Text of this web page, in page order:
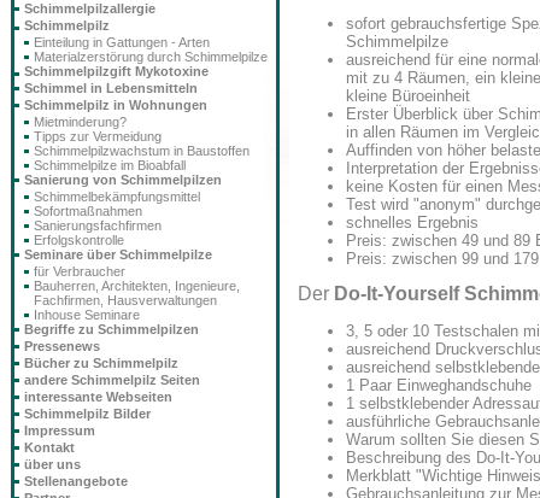
sofort gebrauchsfertige
Schimmelpilze
ausreichend für eine
mit zu 4 Räumen, ein
kleine Büroeinheit
Erster Überblick über
in allen Räumen im
Auffinden von höher
Interpretation der
keine Kosten für einen
Test wird "anonym"
schnelles Ergebnis
Preis: zwischen 49 und 89
Preis: zwischen 99 und
Der Do-It-Yourself
3, 5 oder 10 Testschalen
ausreichend
ausreichend
1 Paar Einweghandschuhe
1 selbstklebender
ausführliche
Warum sollten Sie diesen
Beschreibung des Do-It-
Merkblatt "Wichtige
Gebrauchsanleitung zur
Schimmelpilzallergie
Schimmelpilz
Einteilung in Gattungen - Arten
Materialzerstörung durch Schimmelpilze
Schimmelpilzgift Mykotoxine
Schimmel in Lebensmitteln
Schimmelpilz in Wohnungen
Mietminderung?
Tipps zur Vermeidung
Schimmelpilzwachstum in Baustoffen
Schimmelpilze im Bioabfall
Sanierung von Schimmelpilzen
Schimmelbekämpfungsmittel
Sofortmaßnahmen
Sanierungsfachfirmen
Erfolgskontrolle
Seminare über Schimmelpilze
für Verbraucher
Bauherren, Architekten, Ingenieure,
Fachfirmen, Hausverwaltungen
Inhouse Seminare
Begriffe zu Schimmelpilzen
Pressenews
Bücher zu Schimmelpilz
andere Schimmelpilz Seiten
interessante Webseiten
Schimmelpilz Bilder
Impressum
Kontakt
über uns
Stellenangebote